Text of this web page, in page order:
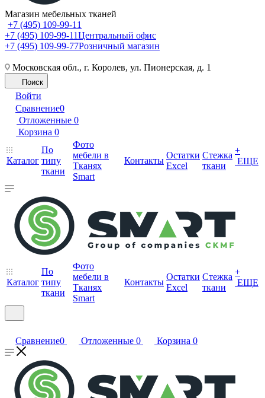
Магазин мебельных тканей
+7 (495) 109-99-11
+7 (495) 109-99-11Центральный офис
+7 (495) 109-99-77Розничный магазин
Московская обл., г. Королев, ул. Пионерская, д. 1
Поиск
Войти
Сравнение0
Отложенные 0
Корзина 0
Каталог
По
типу
ткани
Фото
мебели в
Тканях
Smart
Контакты
Остатки
Excel
Стежка
ткани
+
ЕЩЕ
Каталог
По
типу
ткани
Фото
мебели в
Тканях
Smart
Контакты
Остатки
Excel
Стежка
ткани
+
ЕЩЕ
Сравнение0 Отложенные 0 Корзина 0